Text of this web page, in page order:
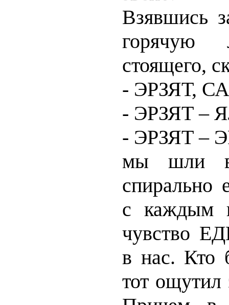
Взявшись
горячую
стоящего,
- ЭРЗЯТ,
- ЭРЗЯТ –
- ЭРЗЯТ –
мы шли в
спирально
с каждым
чувство
в нас. Кто
тот ощутил